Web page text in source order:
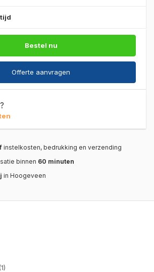
Bestel nu
Offerte aanvragen
instelkosten, bedrukking en verzending
binnen 60 minuten
in Hoogeveen